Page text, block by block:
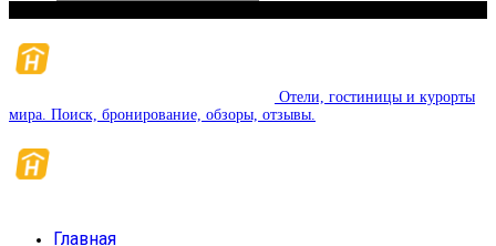
Отели, гостиницы и курорты
мира. Поиск, бронирование, обзоры, отзывы.
Главная